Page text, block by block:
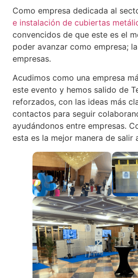
Como empresa dedicada al
e instalación de cubiertas
convencidos de que este es el
poder avanzar como empresa;
empresas.
Acudimos como una empresa
este evento y hemos salido de
reforzados, con las ideas más
contactos para seguir
ayudándonos entre empresas.
esta es la mejor manera de salir